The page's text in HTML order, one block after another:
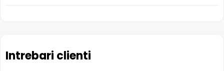
HikVision HiLook IPC-B120HA-LUF/SL(2.8MM) dispune de
Intrebari clienti